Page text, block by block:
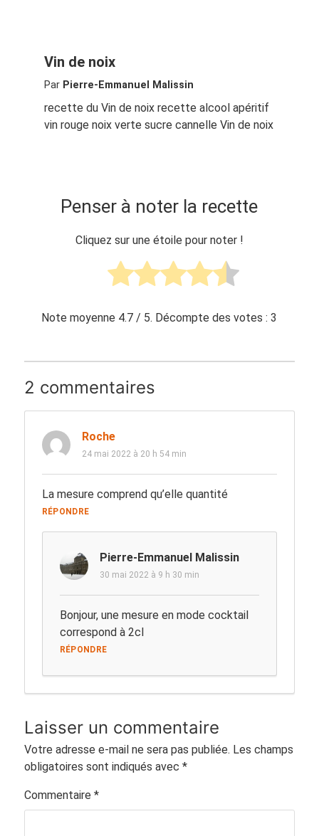
Vin de noix
Par Pierre-Emmanuel Malissin
recette du Vin de noix recette alcool apéritif
vin rouge noix verte sucre cannelle Vin de noix
Penser à noter la recette
Cliquez sur une étoile pour noter !
Note moyenne 4.7 / 5. Décompte des votes :3
2 commentaires
Roche
24 mai 2022 à 20 h 54 min
La mesure comprend qu’elle quantité
RÉPONDRE
Pierre-Emmanuel Malissin
30 mai 2022 à 9 h 30 min
Bonjour, une mesure en mode cocktail
correspond à 2cl
RÉPONDRE
Laisser un commentaire
Votre adresse e-mail ne sera pas publiée. Les champs
obligatoires sont indiqués avec *
Commentaire *